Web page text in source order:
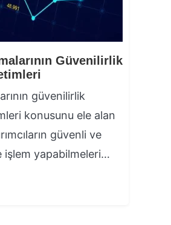
Güvenilirlik
güvenilirlik
konusunu ele alan
güvenli ve
işlem yapabilmeleri…